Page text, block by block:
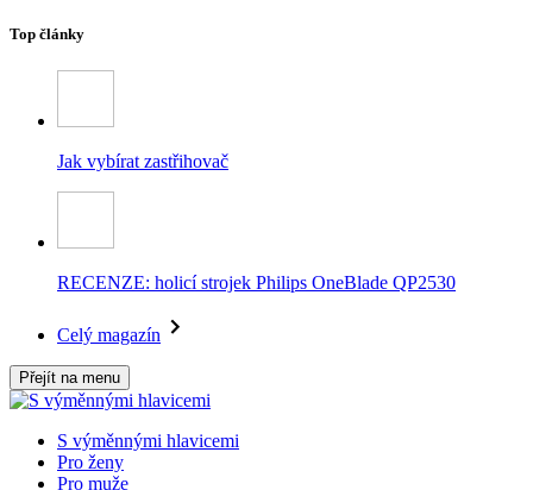
Top články
Jak vybírat zastřihovač
RECENZE: holicí strojek Philips OneBlade QP2530
Celý magazín
Přejít na menu
S výměnnými hlavicemi
Pro ženy
Pro muže